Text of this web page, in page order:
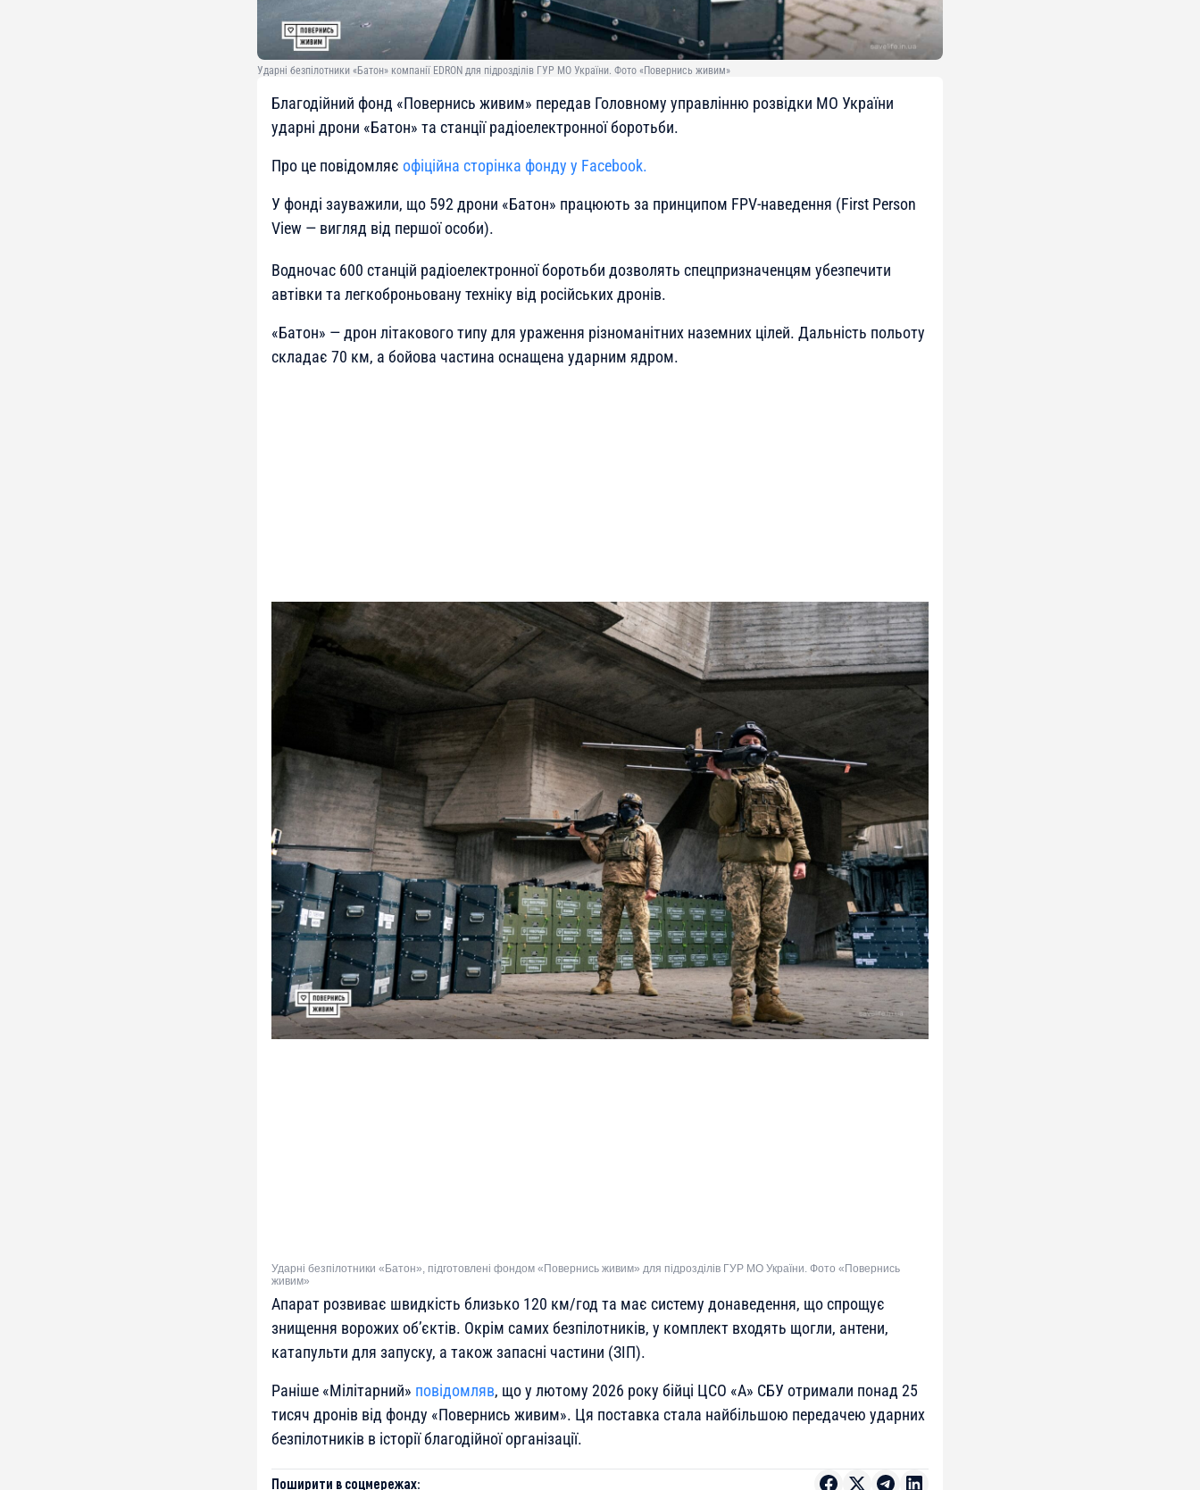
Ударні безпілотники «Батон» компанії EDRON для підрозділів ГУР МО України. Фото «Повернись живим»
Благодійний фонд «Повернись живим» передав Головному управлінню розвідки МО України
ударні дрони «Батон» та станції радіоелектронної боротьби.
Про це повідомляє офіційна сторінка фонду у Facebook.
У фонді зауважили, що 592 дрони «Батон» працюють за принципом FPV-наведення (First Person
View — вигляд від першої особи).
Водночас 600 станцій радіоелектронної боротьби дозволять спецпризначенцям убезпечити
автівки та легкоброньовану техніку від російських дронів.
«Батон» — дрон літакового типу для ураження різноманітних наземних цілей. Дальність польоту
складає 70 км, а бойова частина оснащена ударним ядром.
Ударні безпілотники «Батон», підготовлені фондом «Повернись живим» для підрозділів ГУР МО України. Фото «Повернись
живим»
Апарат розвиває швидкість близько 120 км/год та має систему донаведення, що спрощує
знищення ворожих об’єктів. Окрім самих безпілотників, у комплект входять щогли, антени,
катапульти для запуску, а також запасні частини (ЗІП).
Раніше «Мілітарний» повідомляв, що у лютому 2026 року бійці ЦСО «А» СБУ отримали понад 25
тисяч дронів від фонду «Повернись живим». Ця поставка стала найбільшою передачею ударних
безпілотників в історії благодійної організації.
Поширити в соцмережах: